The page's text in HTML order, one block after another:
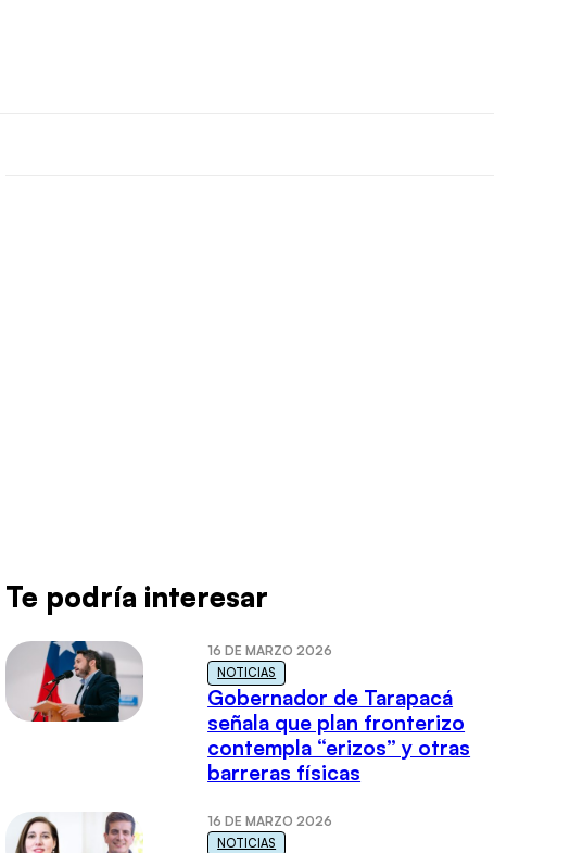
Te podría interesar
16 DE MARZO 2026
NOTICIAS
Gobernador de Tarapacá
señala que plan fronterizo
contempla “erizos” y otras
barreras físicas
16 DE MARZO 2026
NOTICIAS